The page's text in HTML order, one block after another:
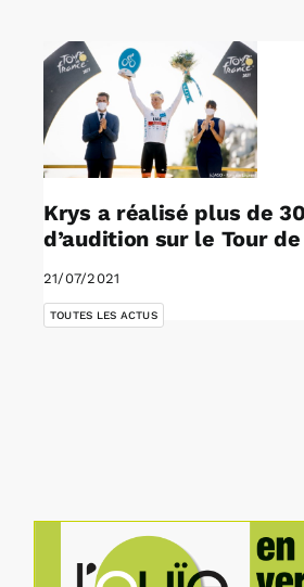
Rechercher:
Annonces emploi
Krys a réalisé plus de
d’audition sur le Tour
21/07/2021
TOUTES LES ACTUS